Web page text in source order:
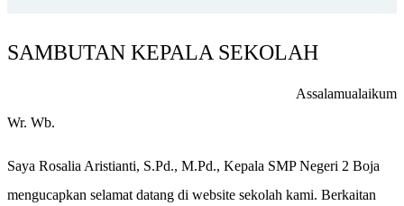
SAMBUTAN KEPALA SEKOLAH
Assalamualaikum
Wr. Wb.
Saya Rosalia Aristianti, S.Pd., M.Pd., Kepala SMP Negeri 2 Boja
mengucapkan selamat datang di website sekolah kami. Berkaitan